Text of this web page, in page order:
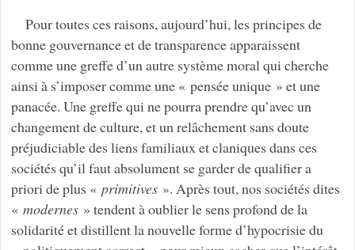
Pour toutes ces raisons, aujourd’hui, les principes de
bonne gouvernance et de transparence apparaissent
comme une greffe d’un autre système moral qui cherche
ainsi à s’imposer comme une « pensée unique » et une
panacée. Une greffe qui ne pourra prendre qu’avec un
changement de culture, et un relâchement sans doute
préjudiciable des liens familiaux et claniques dans ces
sociétés qu’il faut absolument se garder de qualifier a
priori de plus « primitives». Après tout, nos sociétés dites
« modernes» tendent à oublier le sens profond de la
solidarité et distillent la nouvelle forme d’hypocrisie du